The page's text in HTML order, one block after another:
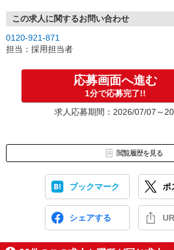
※紹介予定派遣・職業紹介などで、正職員登
能です。
この求人に関するお問い合わせ
0120-921-871
担当：採用担当者
応募画面へ進む
1分で応募完了!!
求人応募期間：2026/07/07～
閲覧履歴を見る
ブックマーク ポ
シェアする